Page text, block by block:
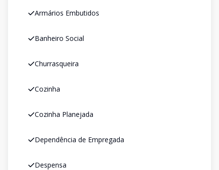
Armários Embutidos
Banheiro Social
Churrasqueira
Cozinha
Cozinha Planejada
Dependência de Empregada
Despensa